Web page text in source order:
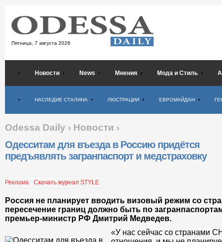
Пятница, 7 августа 2026
Новости News Мнения Мода и Стиль
НАСЛЕДИЕ СТАЛИНА ЛЮСТРАЦИИ ЕВРОМАЙДАН
Odessa Daily › Новости ›
Одесситам для въезда в Россию придётся
предъявлять загранпаспорт и медстраховку
Реклама Скачать журнал STYLE
Россия не планирует вводить визовый режим со
пересечение границ должно быть по
премьер-министр РФ Дмитрий Медведев.
«У нас сейчас со странами